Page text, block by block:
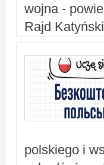
wojna -
Rajd
polskiego i